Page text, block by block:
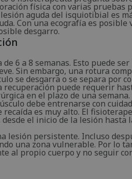
física con varias pruebas
aguda del isquiotibial es
Con una ecografía es posible
desgarro.
6 a 8 semanas. Esto puede
Sin embargo, una rotura
se desgarra o se separa por
puede requerir
en el plazo de una semana.
debe entrenarse con
recaída es muy alto. El
el inicio de la lesión hasta
lesión persistente. Incluso
una zona vulnerable. Por lo
al propio cuerpo y no seguir